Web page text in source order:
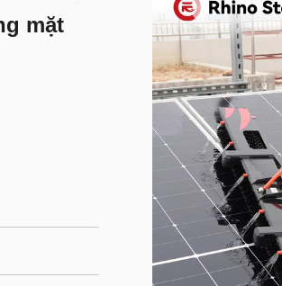
mặt